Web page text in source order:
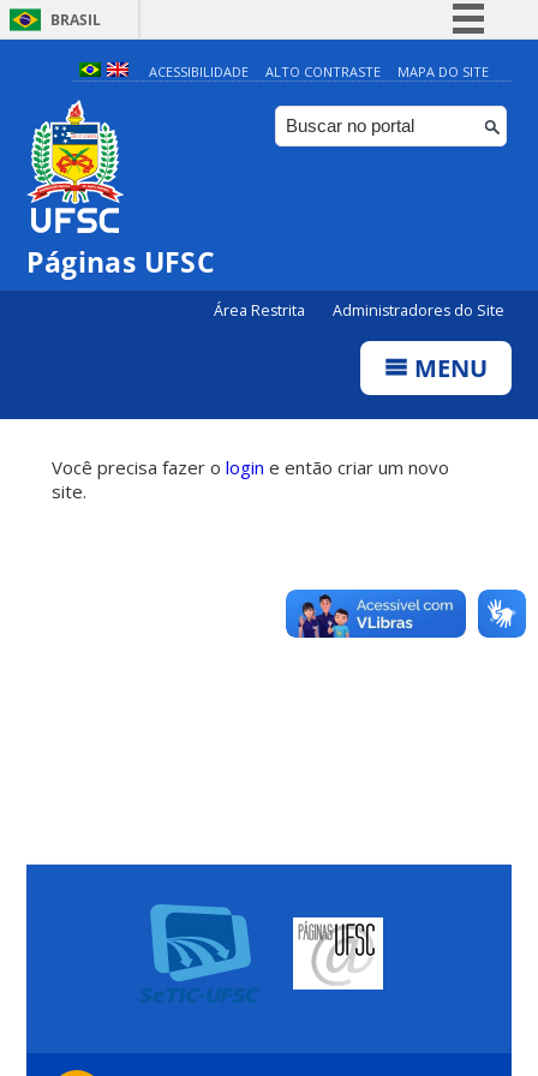
BRASIL
Simplifique!
Comunica BR
Participe
ACESSIBILIDADE ALTO CONTRASTE MAPA DO SITE
Páginas UFSC
Área Restrita Administradores do Site
MENU
Você precisa fazer o login e então criar um novo
site.